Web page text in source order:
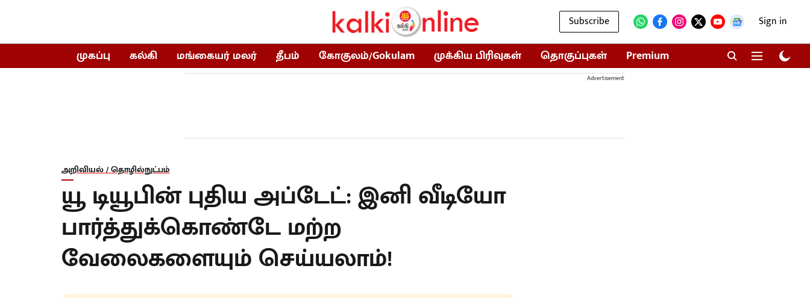
Subscribe Sign in
முகப்பு கல்கி மங்கையர் மலர் தீபம் கோகுலம்/Gokulam முக்கிய பிரிவுகள் தொகுப்புகள் Premium
Advertisement
அறிவியல் / தொழில்நுட்பம்
யூ டியூபின் புதிய அப்டேட்: இனி வீடியோ
பார்த்துக்கொண்டே மற்ற
வேலைகளையும் செய்யலாம்!